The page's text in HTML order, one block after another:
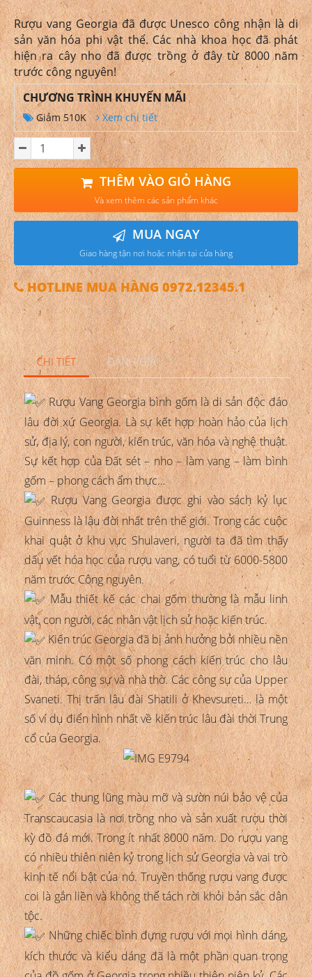
Rượu vang Georgia đã được Unesco công nhận là di
sản văn hóa phi vật thể. Các nhà khoa học đã phát
hiện ra cây nho đã được trồng ở đây từ 8000 năm
trước công nguyên!
CHƯƠNG TRÌNH KHUYẾN MÃI
Giảm 510K Xem chi tiết
THÊM VÀO GIỎ HÀNG
Và xem thêm các sản phẩm khác
MUA NGAY
Giao hàng tận nơi hoặc nhận tại cửa hàng
HOTLINE MUA HÀNG 0972.12345.1
CHI TIẾT ĐÁNH GIÁ
Rượu Vang Georgia bình gốm là di sản độc đáo
lâu đời xứ Georgia. Là sự kết hợp hoàn hảo của lịch
sử, địa lý, con người, kiến trúc, văn hóa và nghệ thuật.
Sự kết hợp của Đất sét – nho – làm vang – làm bình
gốm – phong cách ẩm thực…
Rượu Vang Georgia được ghi vào sách kỷ lục
Guinness là lâu đời nhất trên thế giới. Trong các cuộc
khai quật ở khu vực Shulaveri, người ta đã tìm thấy
dấu vết hóa học của rượu vang, có tuổi từ 6000-5800
năm trước Công nguyên.
Mẫu thiết kế các chai gốm thường là mẫu linh
vật, con người, các nhân vật lịch sử hoặc kiến trúc.
Kiến trúc Georgia đã bị ảnh hưởng bởi nhiều nền
văn minh. Có một số phong cách kiến trúc cho lâu
đài, tháp, công sự và nhà thờ. Các công sự của Upper
Svaneti. Thị trấn lâu đài Shatili ở Khevsureti… là một
số ví dụ điển hình nhất về kiến trúc lâu đài thời Trung
cổ của Georgia.
Các thung lũng màu mỡ và sườn núi bảo vệ của
Transcaucasia là nơi trồng nho và sản xuất rượu thời
kỳ đồ đá mới. Trong ít nhất 8000 năm. Do rượu vang
có nhiều thiên niên kỷ trong lịch sử Georgia và vai trò
kinh tế nổi bật của nó. Truyền thống rượu vang được
coi là gắn liền và không thể tách rời khỏi bản sắc dân
tộc.
Những chiếc bình đựng rượu với mọi hình dáng,
kích thước và kiểu dáng đã là một phần quan trọng